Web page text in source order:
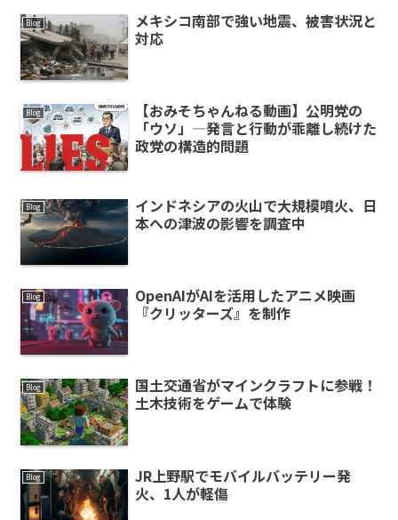
Blog
メキシコ南部で強い地震、被害状況と
対応
Blog
【おみそちゃんねる動画】公明党の
「ウソ」―発言と行動が乖離し続けた
政党の構造的問題
Blog
インドネシアの火山で大規模噴火、日
本への津波の影響を調査中
Blog
OpenAIがAIを活用したアニメ映画
『クリッターズ』を制作
Blog
国土交通省がマインクラフトに参戦！
土木技術をゲームで体験
Blog
JR上野駅でモバイルバッテリー発
火、1人が軽傷